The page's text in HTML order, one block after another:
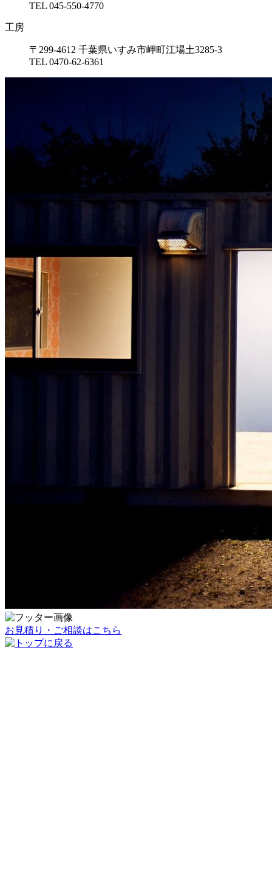
TEL 045-550-4770
工房
〒299-4612 千葉県いすみ市岬町江場土3285-3
TEL 0470-62-6361
お見積り・ご相談はこちら